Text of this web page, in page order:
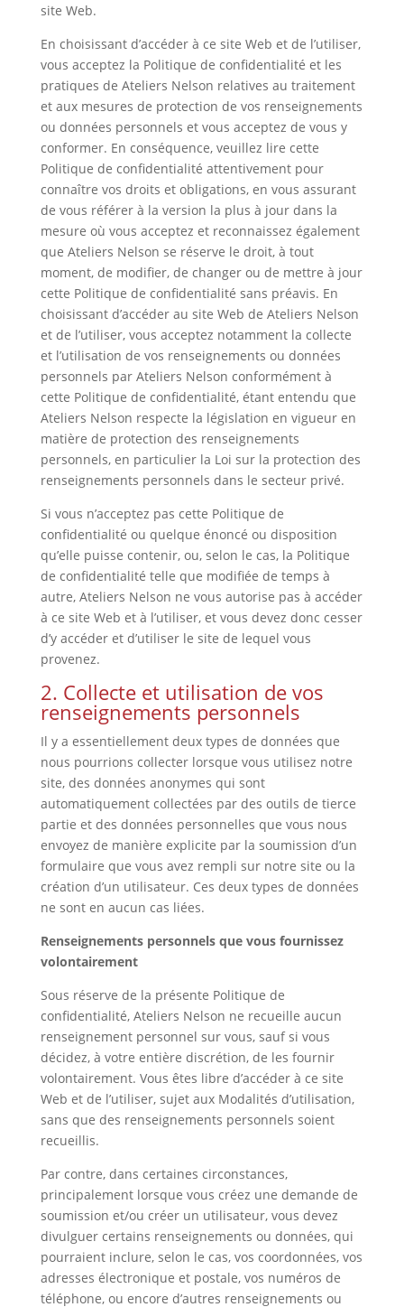
site Web.
En choisissant d’accéder à ce site Web et de l’utiliser,
vous acceptez la Politique de confidentialité et les
pratiques de Ateliers Nelson relatives au traitement
et aux mesures de protection de vos renseignements
ou données personnels et vous acceptez de vous y
conformer. En conséquence, veuillez lire cette
Politique de confidentialité attentivement pour
connaître vos droits et obligations, en vous assurant
de vous référer à la version la plus à jour dans la
mesure où vous acceptez et reconnaissez également
que Ateliers Nelson se réserve le droit, à tout
moment, de modifier, de changer ou de mettre à jour
cette Politique de confidentialité sans préavis. En
choisissant d’accéder au site Web de Ateliers Nelson
et de l’utiliser, vous acceptez notamment la collecte
et l’utilisation de vos renseignements ou données
personnels par Ateliers Nelson conformément à
cette Politique de confidentialité, étant entendu que
Ateliers Nelson respecte la législation en vigueur en
matière de protection des renseignements
personnels, en particulier la Loi sur la protection des
renseignements personnels dans le secteur privé.
Si vous n’acceptez pas cette Politique de
confidentialité ou quelque énoncé ou disposition
qu’elle puisse contenir, ou, selon le cas, la Politique
de confidentialité telle que modifiée de temps à
autre, Ateliers Nelson ne vous autorise pas à accéder
à ce site Web et à l’utiliser, et vous devez donc cesser
d’y accéder et d’utiliser le site de lequel vous
provenez.
2. Collecte et utilisation de vos
renseignements personnels
Il y a essentiellement deux types de données que
nous pourrions collecter lorsque vous utilisez notre
site, des données anonymes qui sont
automatiquement collectées par des outils de tierce
partie et des données personnelles que vous nous
envoyez de manière explicite par la soumission d’un
formulaire que vous avez rempli sur notre site ou la
création d’un utilisateur. Ces deux types de données
ne sont en aucun cas liées.
Renseignements personnels que vous fournissez
volontairement
Sous réserve de la présente Politique de
confidentialité, Ateliers Nelson ne recueille aucun
renseignement personnel sur vous, sauf si vous
décidez, à votre entière discrétion, de les fournir
volontairement. Vous êtes libre d’accéder à ce site
Web et de l’utiliser, sujet aux Modalités d’utilisation,
sans que des renseignements personnels soient
recueillis.
Par contre, dans certaines circonstances,
principalement lorsque vous créez une demande de
soumission et/ou créer un utilisateur, vous devez
divulguer certains renseignements ou données, qui
pourraient inclure, selon le cas, vos coordonnées, vos
adresses électronique et postale, vos numéros de
téléphone, ou encore d’autres renseignements ou